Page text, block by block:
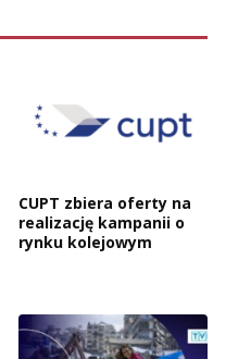
CUPT zbiera oferty na
realizację kampanii o
rynku kolejowym